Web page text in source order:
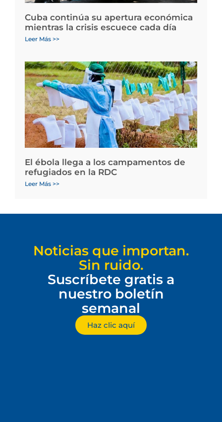
Cuba continúa su apertura económica
mientras la crisis escuece cada día
Leer Más >>
El ébola llega a los campamentos de
refugiados en la RDC
Leer Más >>
Noticias que importan.
Sin ruido.
Suscríbete gratis a
nuestro boletín
semanal
Haz clic aquí